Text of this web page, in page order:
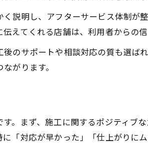
説明し、アフターサービス体制が
えてくれる店舗は、利用者からの
のサポートや相談対応の質も選ば
がります。
。まず、施工に関するポジティブ
「対応が早かった」「仕上がりに